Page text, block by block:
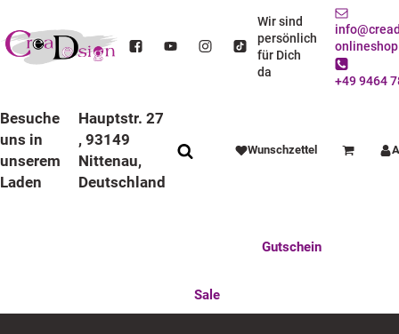
Wir sind
persönlich
für Dich
da
+49 9464
Besuche
uns in
unserem
Laden
Hauptstr. 27
, 93149
Nittenau,
Deutschland
Wunschzettel Warenkorb
Gutschein
Sale